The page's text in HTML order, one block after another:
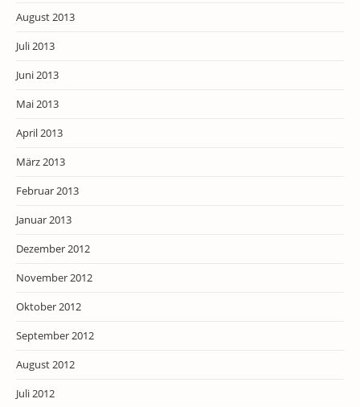
August 2013
Juli 2013
Juni 2013
Mai 2013
April 2013
März 2013
Februar 2013
Januar 2013
Dezember 2012
November 2012
Oktober 2012
September 2012
August 2012
Juli 2012